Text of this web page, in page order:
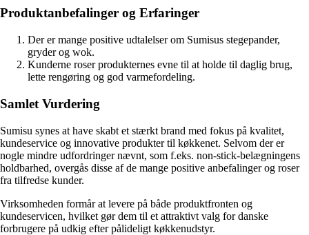
Produktanbefalinger og Erfaringer
Der er mange positive udtalelser om Sumisus stegepander,
gryder og wok.
Kunderne roser produkternes evne til at holde til daglig brug,
lette rengøring og god varmefordeling.
Samlet Vurdering
Sumisu synes at have skabt et stærkt brand med fokus på kvalitet,
kundeservice og innovative produkter til køkkenet. Selvom der er
nogle mindre udfordringer nævnt, som f.eks. non-stick-belægningens
holdbarhed, overgås disse af de mange positive anbefalinger og roser
fra tilfredse kunder.
Virksomheden formår at levere på både produktfronten og
kundeservicen, hvilket gør dem til et attraktivt valg for danske
forbrugere på udkig efter pålideligt køkkenudstyr.